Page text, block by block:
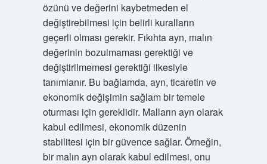
özünü ve değerini kaybetmeden el
değiştirebilmesi için belirli kuralların
geçerli olması gerekir. Fıkıhta ayn, malın
değerinin bozulmaması gerektiği ve
değiştirilmemesi gerektiği ilkesiyle
tanımlanır. Bu bağlamda, ayn, ticaretin ve
ekonomik değişimin sağlam bir temele
oturması için gereklidir. Malların ayn olarak
kabul edilmesi, ekonomik düzenin
stabilitesi için bir güvence sağlar. Örneğin,
bir malın ayn olarak kabul edilmesi, onu